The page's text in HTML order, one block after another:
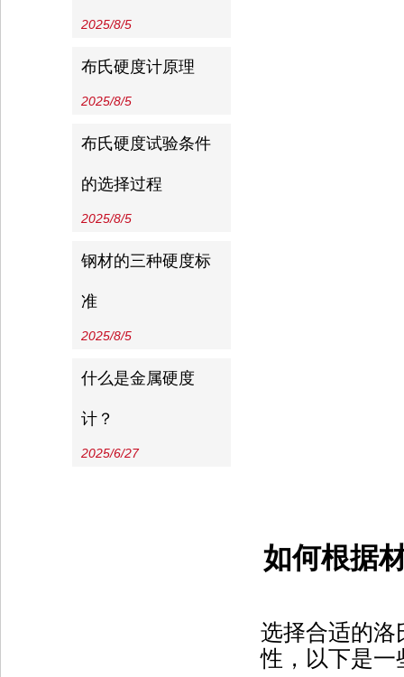
2025/8/5
布氏硬度计原理
2025/8/5
布氏硬度试验条件
的选择过程
2025/8/5
钢材的三种硬度标
准
2025/8/5
什么是金属硬度
计？
2025/6/27
如何根据
选择合适的洛
性，以下是一